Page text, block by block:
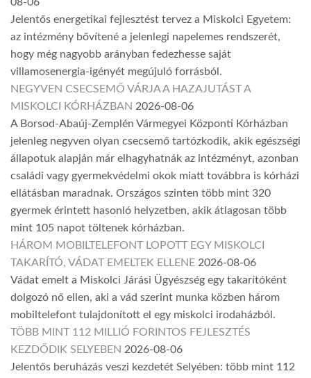
08-06
Jelentős energetikai fejlesztést tervez a Miskolci Egyetem:
az intézmény bővítené a jelenlegi napelemes rendszerét,
hogy még nagyobb arányban fedezhesse saját
villamosenergia-igényét megújuló forrásból.
NEGYVEN CSECSEMŐ VÁRJA A HAZAJUTÁST A
MISKOLCI KÓRHÁZBAN 2026-08-06
A Borsod-Abaúj-Zemplén Vármegyei Központi Kórházban
jelenleg negyven olyan csecsemő tartózkodik, akik egészségi
állapotuk alapján már elhagyhatnák az intézményt, azonban
családi vagy gyermekvédelmi okok miatt továbbra is kórházi
ellátásban maradnak. Országos szinten több mint 320
gyermek érintett hasonló helyzetben, akik átlagosan több
mint 105 napot töltenek kórházban.
HÁROM MOBILTELEFONT LOPOTT EGY MISKOLCI
TAKARÍTÓ, VÁDAT EMELTEK ELLENE 2026-08-06
Vádat emelt a Miskolci Járási Ügyészség egy takarítóként
dolgozó nő ellen, aki a vád szerint munka közben három
mobiltelefont tulajdonított el egy miskolci irodaházból.
TÖBB MINT 112 MILLIÓ FORINTOS FEJLESZTÉS
KEZDŐDIK SELYEBEN 2026-08-06
Jelentős beruházás veszi kezdetét Selyében: több mint 112